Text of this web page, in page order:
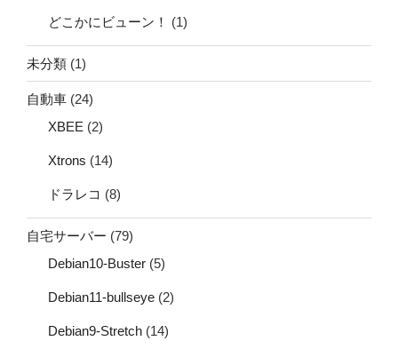
どこかにビューン！ (1)
未分類 (1)
自動車 (24)
XBEE (2)
Xtrons (14)
ドラレコ (8)
自宅サーバー (79)
Debian10-Buster (5)
Debian11-bullseye (2)
Debian9-Stretch (14)